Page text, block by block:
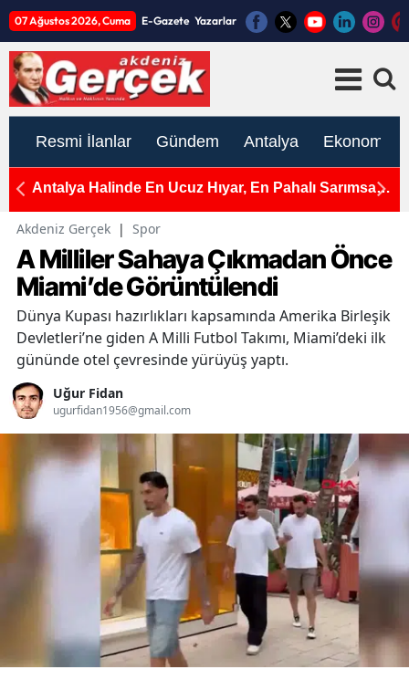
07 Ağustos 2026, Cuma E-Gazete Yazarlar
Resmi İlanlar Gündem Antalya Ekonomi
Antalya Halinde En Ucuz Hıyar, En Pahalı Sarımsak
Akdeniz Gerçek | Spor
A Milliler Sahaya Çıkmadan Önce
Miami’de Görüntülendi
Dünya Kupası hazırlıkları kapsamında Amerika Birleşik
Devletleri’ne giden A Milli Futbol Takımı, Miami’deki ilk
gününde otel çevresinde yürüyüş yaptı.
Uğur Fidan
ugurfidan1956@gmail.com